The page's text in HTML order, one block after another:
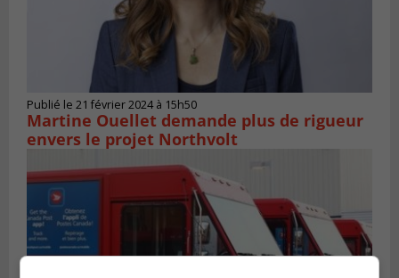
Publié le 21 février 2024 à 15h50
Martine Ouellet demande plus de rigueur
envers le projet Northvolt